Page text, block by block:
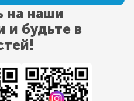
на наши
и будьте в